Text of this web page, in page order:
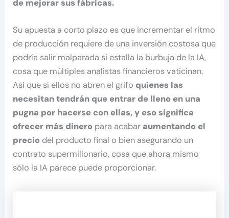
de mejorar sus fábricas.
Su apuesta a corto plazo es que incrementar el ritmo
de producción requiere de una inversión costosa que
podría salir malparada si estalla la burbuja de la IA,
cosa que múltiples analistas financieros vaticinan.
Así que si ellos no abren el grifo quienes las
necesitan tendrán que entrar de lleno en una
pugna por hacerse con ellas, y eso significa
ofrecer más dinero para acabar aumentando el
precio del producto final o bien asegurando un
contrato supermillonario, cosa que ahora mismo
sólo la IA parece puede proporcionar.